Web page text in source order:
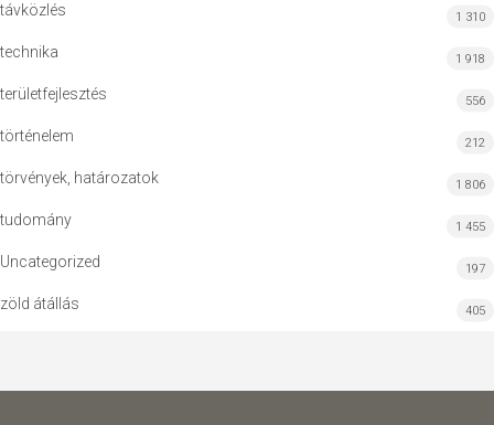
távközlés 1 310
technika 1 918
területfejlesztés 556
történelem 212
törvények, határozatok 1 806
tudomány 1 455
Uncategorized 197
zöld átállás 405